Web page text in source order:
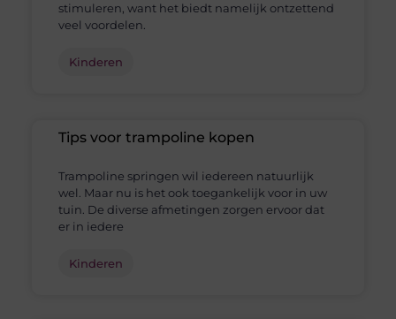
stimuleren, want het biedt namelijk ontzettend
veel voordelen.
Kinderen
Tips voor trampoline kopen
Trampoline springen wil iedereen natuurlijk
wel. Maar nu is het ook toegankelijk voor in uw
tuin. De diverse afmetingen zorgen ervoor dat
er in iedere
Kinderen